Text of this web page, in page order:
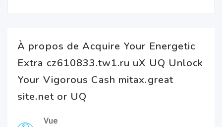
À propos de Acquire Your Energetic
Extra cz610833.tw1.ru uX UQ Unlock
Your Vigorous Cash mitax.great
site.net or UQ
Vue